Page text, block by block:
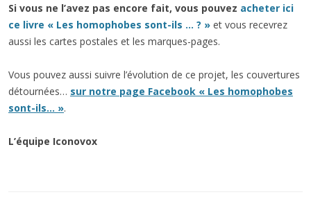
Si vous ne l’avez pas encore fait, vous pouvez acheter ici
ce livre « Les homophobes sont-ils … ? » et vous recevrez
aussi les cartes postales et les marques-pages.
Vous pouvez aussi suivre l’évolution de ce projet, les couvertures
détournées… sur notre page Facebook « Les homophobes
sont-ils… ».
L’équipe Iconovox